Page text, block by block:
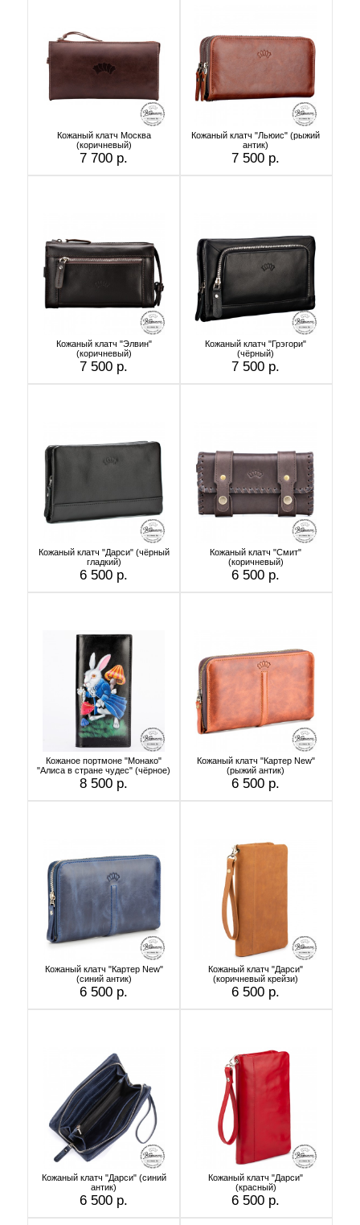
Кожаный клатч Москва
(коричневый)
7 700 р.
Кожаный клатч "Льюис" (рыжий
антик)
7 500 р.
Кожаный клатч "Элвин"
(коричневый)
7 500 р.
Кожаный клатч "Грэгори"
(чёрный)
7 500 р.
Кожаный клатч "Дарси" (чёрный
гладкий)
6 500 р.
Кожаный клатч "Смит"
(коричневый)
6 500 р.
Кожаное портмоне "Монако"
"Алиса в стране чудес" (чёрное)
8 500 р.
Кожаный клатч "Картер New"
(рыжий антик)
6 500 р.
Кожаный клатч "Картер New"
(синий антик)
6 500 р.
Кожаный клатч "Дарси"
(коричневый крейзи)
6 500 р.
Кожаный клатч "Дарси" (синий
антик)
6 500 р.
Кожаный клатч "Дарси"
(красный)
6 500 р.